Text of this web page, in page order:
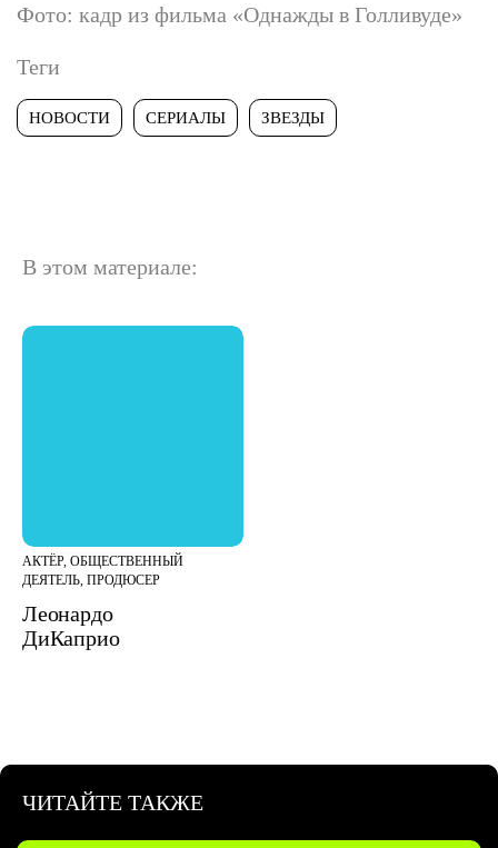
Фото: кадр из фильма «Однажды в Голливуде»
Теги
НОВОСТИ СЕРИАЛЫ ЗВЕЗДЫ
В этом материале:
АКТЁР, ОБЩЕСТВЕННЫЙ
ДЕЯТЕЛЬ, ПРОДЮСЕР
Леонардо
ДиКаприо
ЧИТАЙТЕ ТАКЖЕ